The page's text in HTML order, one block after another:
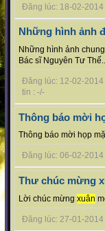
Đăng lúc: 18-02-2014
Những hình ảnh
Những hình ảnh
Bác sĩ Nguyên Tư
Đăng lúc: 12-02-2014
tin : -/-
Thông báo mời
Thông báo mời họp
Đăng lúc: 06-02-2014
Thư chúc mừng
Lời chúc mừng xuân
Đăng lúc: 27-01-2014